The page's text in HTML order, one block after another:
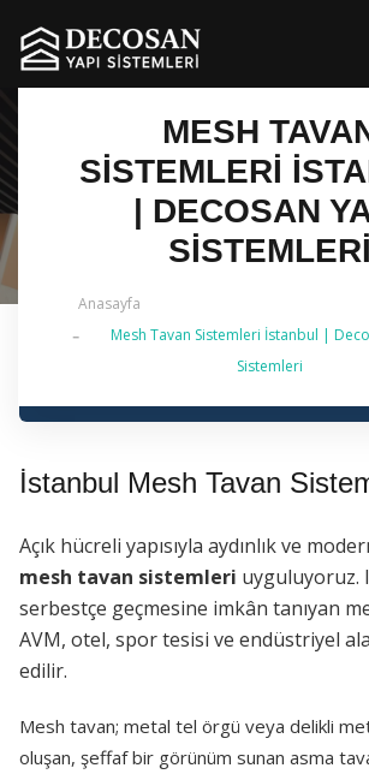
MESH
SISTEMLERI
| DECOSAN
SISTEMLERI
Anasayfa
Mesh Tavan Sistemleri İstanbul |
Sistemleri
✔ 2026 Güncel — Mesh Tavan
İstanbul Mesh Tavan
Açık hücreli yapısıyla aydınlık ve
mesh tavan sistemleri uyguluyoruz.
serbestçe geçmesine imkân tanıyan
AVM, otel, spor tesisi ve endüstriyel
edilir.
Mesh tavan; metal tel örgü veya delikli
oluşan, şeffaf bir görünüm sunan asma